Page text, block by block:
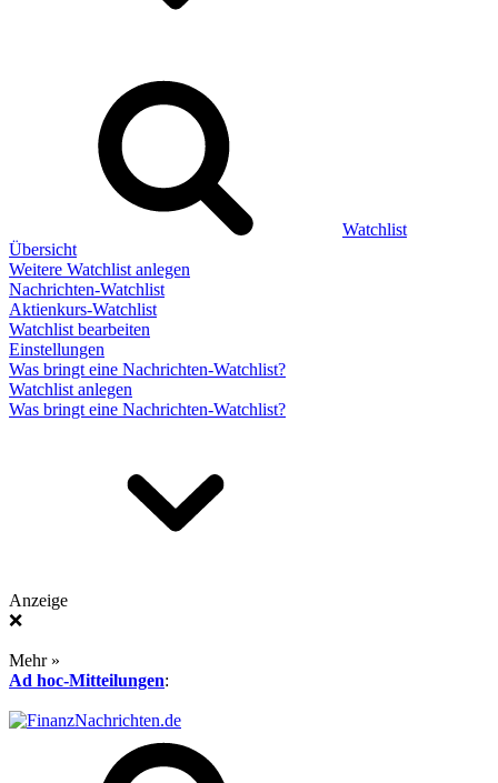
Watchlist
Übersicht
Weitere Watchlist anlegen
Nachrichten-Watchlist
Aktienkurs-Watchlist
Watchlist bearbeiten
Einstellungen
Was bringt eine Nachrichten-Watchlist?
Watchlist anlegen
Was bringt eine Nachrichten-Watchlist?
Anzeige
❌
Mehr »
Ad hoc-Mitteilungen: